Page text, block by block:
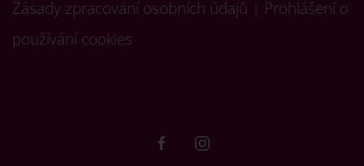
Zásady zpracování osobních údajů
Prohlášení o
používání cookies